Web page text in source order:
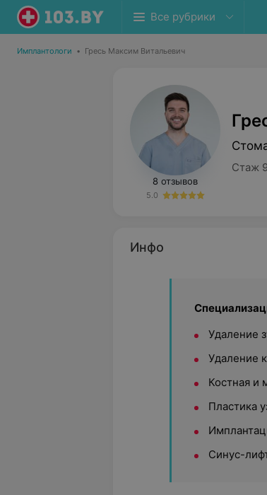
Все рубрики
Имплантологи • Гресь Максим Витальевич
8 отзывов
5.0
Стаж
Инфо
Удаление
Удаление
Костная и
Пластика
Синус-